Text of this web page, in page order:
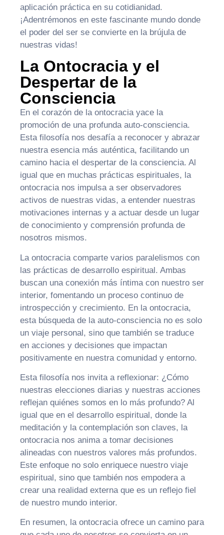
aplicación práctica en su cotidianidad.
¡Adentrémonos en este fascinante mundo donde
el poder del ser se convierte en la brújula de
nuestras vidas!
La Ontocracia y el
Despertar de la
Consciencia
En el corazón de la ontocracia yace la
promoción de una profunda auto-consciencia.
Esta filosofía nos desafía a reconocer y abrazar
nuestra esencia más auténtica, facilitando un
camino hacia el despertar de la consciencia. Al
igual que en muchas prácticas espirituales, la
ontocracia nos impulsa a ser observadores
activos de nuestras vidas, a entender nuestras
motivaciones internas y a actuar desde un lugar
de conocimiento y comprensión profunda de
nosotros mismos.
La ontocracia comparte varios paralelismos con
las prácticas de desarrollo espiritual. Ambas
buscan una conexión más íntima con nuestro ser
interior, fomentando un proceso continuo de
introspección y crecimiento. En la ontocracia,
esta búsqueda de la auto-consciencia no es solo
un viaje personal, sino que también se traduce
en acciones y decisiones que impactan
positivamente en nuestra comunidad y entorno.
Esta filosofía nos invita a reflexionar: ¿Cómo
nuestras elecciones diarias y nuestras acciones
reflejan quiénes somos en lo más profundo? Al
igual que en el desarrollo espiritual, donde la
meditación y la contemplación son claves, la
ontocracia nos anima a tomar decisiones
alineadas con nuestros valores más profundos.
Este enfoque no solo enriquece nuestro viaje
espiritual, sino que también nos empodera a
crear una realidad externa que es un reflejo fiel
de nuestro mundo interior.
En resumen, la ontocracia ofrece un camino para